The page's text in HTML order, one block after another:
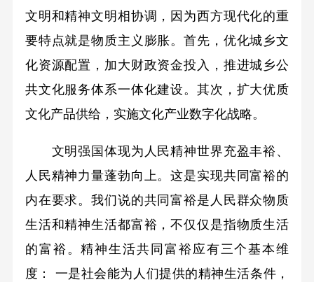
文明和精神文明相协调，因为西方现代化的重
要特点就是物质主义膨胀。首先，优化城乡文
化资源配置，加大财政资金投入，推进城乡公
共文化服务体系一体化建设。其次，扩大优质
文化产品供给，实施文化产业数字化战略。
文明强国体现为人民精神世界充盈丰裕、
人民精神力量蓬勃向上。这是实现共同富裕的
内在要求。我们说的共同富裕是人民群众物质
生活和精神生活都富裕，不仅仅是指物质生活
的富裕。精神生活共同富裕应有三个基本维
度： 一是社会能为人们提供的精神生活条件，